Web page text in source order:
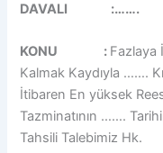
DAVALI :…….
KONU : Fazlaya
Kalmak Kaydıyla …….
İtibaren En yüksek
Tazminatının …….
Tahsili Talebimiz Hk.